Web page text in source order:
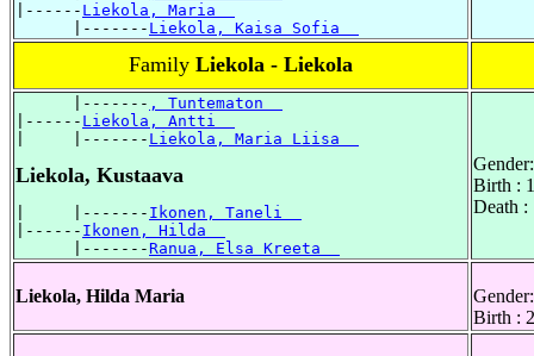
|------ Liekola, Maria
      |-------
Liekola, Kaisa Sofia
Family Liekola - Liekola
      |-------
, Tuntematon
|------ Liekola, Antti
|     |------- Liekola, Maria Liisa
Liekola, Kustaava
|     |------- Ikonen, Taneli
|------ Ikonen, Hilda
      |-------
Ranua, Elsa Kreeta
Birth :
Death :
Liekola, Hilda Maria
Birth :